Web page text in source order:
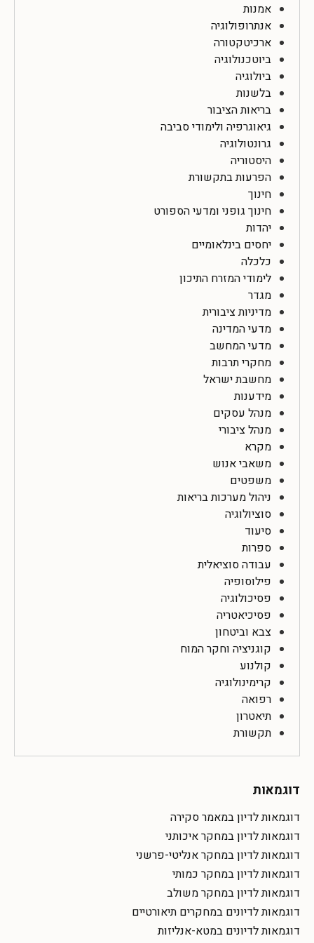
אמנות
אנתרופולוגיה
ארכיטקטורה
ביוטכנולוגיה
ביולוגיה
בלשנות
בריאות הציבור
גיאוגרפיה ולימודי סביבה
גרונטולוגיה
היסטוריה
הפרעות בתקשורת
חינוך
חינוך גופני ומדעי הספורט
יהדות
יחסים בינלאומיים
כלכלה
לימודי המזרח התיכון
מגדר
מדיניות ציבורית
מדעי המדינה
מדעי המחשב
מחקרי תרבות
מחשבת ישראל
מידענות
מנהל עסקים
מנהל ציבורי
מקרא
משאבי אנוש
משפטים
ניהול מערכות בריאות
סוציולוגיה
סיעוד
ספרות
עבודה סוציאלית
פילוסופיה
פסיכולוגיה
פסיכיאטריה
צבא וביטחון
קוגניציה וחקר המוח
קולנוע
קרימינולוגיה
רפואה
תיאטרון
תקשורת
דוגמאות
דוגמאות לדיון במאמר סקירה
דוגמאות לדיון במחקר איכותני
דוגמאות לדיון במחקר אנליטי-פרשני
דוגמאות לדיון במחקר כמותי
דוגמאות לדיון במחקר משולב
דוגמאות לדיונים במחקרים תיאורטיים
דוגמאות לדיונים במטא-אנליזות